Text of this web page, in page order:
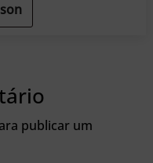
publicar um